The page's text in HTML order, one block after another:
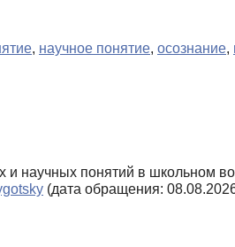
, научное понятие, осознание,
и научных понятий в школьном
(дата обращения: